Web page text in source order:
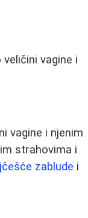
vagine i
vagine i njenim
strahovima i
zablude i